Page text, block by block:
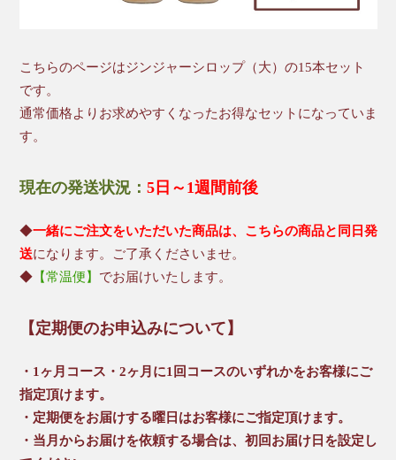
こちらのページはジンジャーシロップ（大）の15本セット
です。
通常価格よりお求めやすくなったお得なセットになっていま
す。
現在の発送状況： 5日～1週間前後
◆一緒にご注文をいただいた商品は、こちらの商品と同日発
送になります。ご了承くださいませ。
◆【常温便】 でお届けいたします。
【定期便のお申込みについて】
・1ヶ月コース・2ヶ月に1回コースのいずれかをお客様にご
指定頂けます。
・定期便をお届けする曜日はお客様にご指定頂けます。
・当月からお届けを依頼する場合は、初回お届け日を設定し